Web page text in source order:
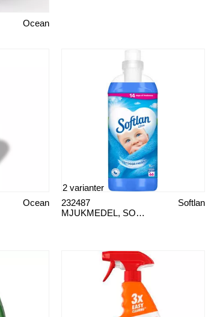
Ocean
Ocean
MJUKMEDEL, SOFTLAN
Softlan
232487
2 varianter